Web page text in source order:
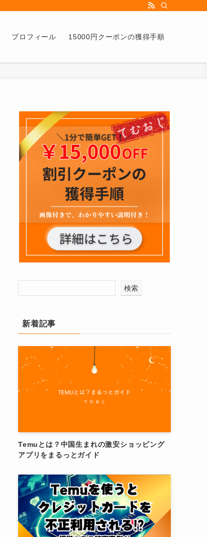
プロフィール 15000円クーポンの獲得手順
検索
新着記事
Temuとは？中国生まれの激安ショッピング
アプリをまるっとガイド